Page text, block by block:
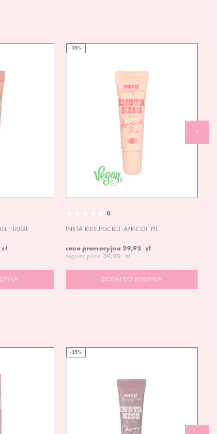
FUDGE
-25%
0
INSTA KISS POCKET APRICOT PIE
cena promocyjna 29,92 zł
regular price 39,90 zł
DODAJ DO KOSZYKA
-25%